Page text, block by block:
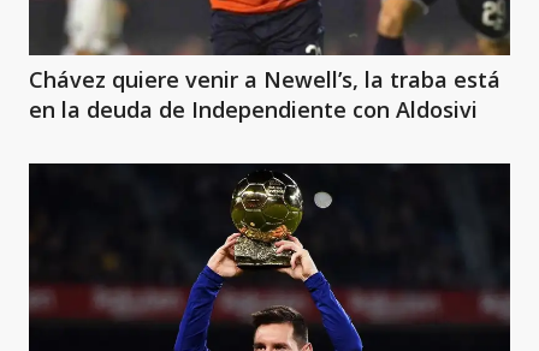
Chávez quiere venir a Newell’s, la traba está
en la deuda de Independiente con Aldosivi